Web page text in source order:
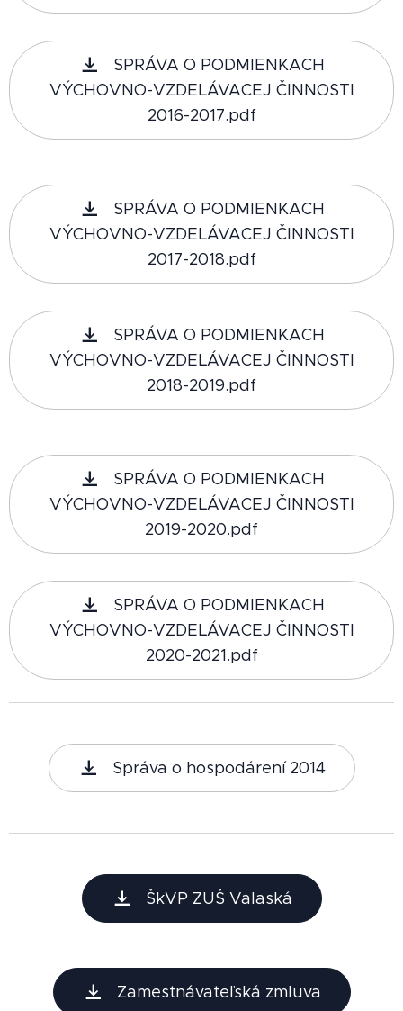
SPRÁVA O PODMIENKACH
VÝCHOVNO-VZDELÁVACEJ ČINNOSTI
2016-2017.pdf
SPRÁVA O PODMIENKACH
VÝCHOVNO-VZDELÁVACEJ ČINNOSTI
2017-2018.pdf
SPRÁVA O PODMIENKACH
VÝCHOVNO-VZDELÁVACEJ ČINNOSTI
2018-2019.pdf
SPRÁVA O PODMIENKACH
VÝCHOVNO-VZDELÁVACEJ ČINNOSTI
2019-2020.pdf
SPRÁVA O PODMIENKACH
VÝCHOVNO-VZDELÁVACEJ ČINNOSTI
2020-2021.pdf
Správa o hospodárení 2014
ŠkVP ZUŠ Valaská
Zamestnávateľská zmluva